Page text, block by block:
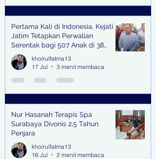
Pertama Kali di Indonesia, Kejati
Jatim Tetapkan Perwalian
Serentak bagi 507 Anak di 38
Kabupaten & Kota
khoirulfatma13
17 Jul
3 menit membaca
Nur Hasanah Terapis Spa
Surabaya Divonis 2,5 Tahun
Penjara
khoirulfatma13
16 Jul
2 menit membaca